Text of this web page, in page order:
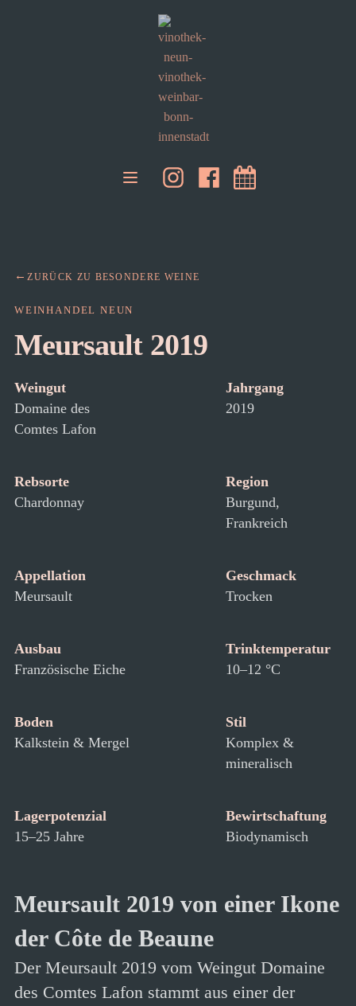
ZURÜCK ZU BESONDERE WEINE
WEINHANDEL NEUN
Meursault 2019
Weingut
Domaine des
Comtes Lafon
Jahrgang
2019
Rebsorte
Chardonnay
Region
Burgund,
Frankreich
Appellation
Meursault
Geschmack
Trocken
Ausbau
Französische Eiche
Trinktemperatur
10–12 °C
Boden
Kalkstein & Mergel
Stil
Komplex &
mineralisch
Lagerpotenzial
15–25 Jahre
Bewirtschaftung
Biodynamisch
Meursault 2019 von einer Ikone
der Côte de Beaune
Der Meursault 2019 vom Weingut Domaine
des Comtes Lafon stammt aus einer der